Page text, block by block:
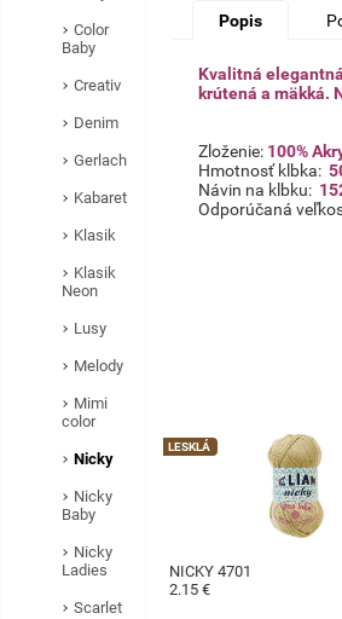
Color
Baby
Creativ
Denim
Gerlach
Kabaret
Klasik
Klasik
Neon
Lusy
Melody
Mimi
color
Nicky
Nicky
Baby
Nicky
Ladies
Scarlet
Popis
Kvalitná
krútená a mäkká.
Zloženie: 100%
Hmotnosť klbka:
Návin na klbku:
Odporúčaná
NICKY 4701
LESKLÁ
2.15 €